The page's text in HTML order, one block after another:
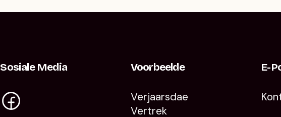
Sosiale Media Voorbeelde
Verjaarsdae
Vertrek
E-